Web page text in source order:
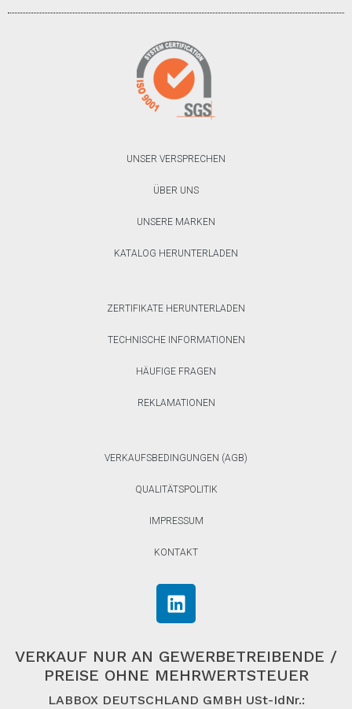
UNSER VERSPRECHEN
ÜBER UNS
UNSERE MARKEN
KATALOG HERUNTERLADEN
ZERTIFIKATE HERUNTERLADEN
TECHNISCHE INFORMATIONEN
HÄUFIGE FRAGEN
REKLAMATIONEN
VERKAUFSBEDINGUNGEN (AGB)
QUALITÄTSPOLITIK
IMPRESSUM
KONTAKT
VERKAUF NUR AN GEWERBETREIBENDE /
PREISE OHNE MEHRWERTSTEUER
LABBOX DEUTSCHLAND GMBH USt-IdNr.: